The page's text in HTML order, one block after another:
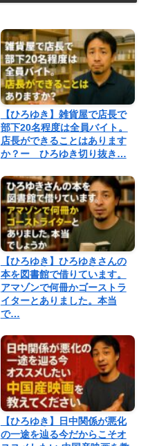
【ひろゆき】雑貨屋で店長で
部下20名程度は全員バイト。
店長ができることはあります
か？ー ひろゆき切り抜き…
【ひろゆき】ひろゆきさんの
本を図書館で借りています。
アマゾンで何冊かゴーストラ
イターとありました。本当
で…
【ひろゆき】日中関係が悪化
の一途を辿る今だからこそオ